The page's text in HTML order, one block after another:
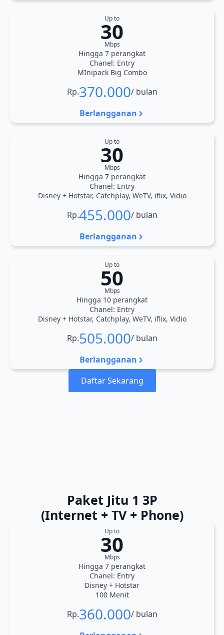
Up to
30
Mbps
Hingga 7 perangkat
Chanel: Entry
MInipack Big Combo
Rp.370.000/ bulan
Berlangganan
Up to
30
Mbps
Hingga 7 perangkat
Chanel: Entry
Disney + Hotstar, Catchplay, WeTV, iflix, Vidio
Rp.455.000/ bulan
Berlangganan
Up to
50
Mbps
Hingga 10 perangkat
Chanel: Entry
Disney + Hotstar, Catchplay, WeTV, iflix, Vidio
Rp.505.000/ bulan
Berlangganan
Daftar Sekarang
Paket Jitu 1 3P
(Internet + TV + Phone)
Up to
30
Mbps
Hingga 7 perangkat
Chanel: Entry
Disney + Hotstar
100 Menit
Rp.360.000/ bulan